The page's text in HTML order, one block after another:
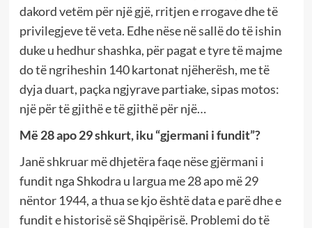
dakord vetëm për një gjë, rritjen e rrogave dhe të
privilegjeve të veta. Edhe nëse në sallë do të ishin
duke u hedhur shashka, për pagat e tyre të majme
do të ngriheshin 140 kartonat njëherësh, me të
dyja duart, paçka ngjyrave partiake, sipas motos:
një për të gjithë e të gjithë për një…
Më 28 apo 29 shkurt, iku “gjermani i fundit”?
Janë shkruar më dhjetëra faqe nëse gjërmani i
fundit nga Shkodra u largua me 28 apo më 29
nëntor 1944, a thua se kjo është data e parë dhe e
fundit e historisë së Shqipërisë. Problemi do të